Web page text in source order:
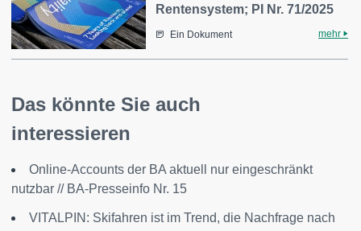
Rentensystem; PI Nr. 71/2025
Ein Dokument mehr
Das könnte Sie auch
interessieren
Online-Accounts der BA aktuell nur eingeschränkt
nutzbar // BA-Presseinfo Nr. 15
VITALPIN: Skifahren ist im Trend, die Nachfrage nach